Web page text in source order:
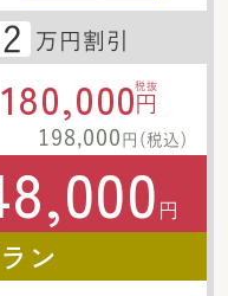
万円割引
180,000税抜
円
198,000 円(税込)
円
ン